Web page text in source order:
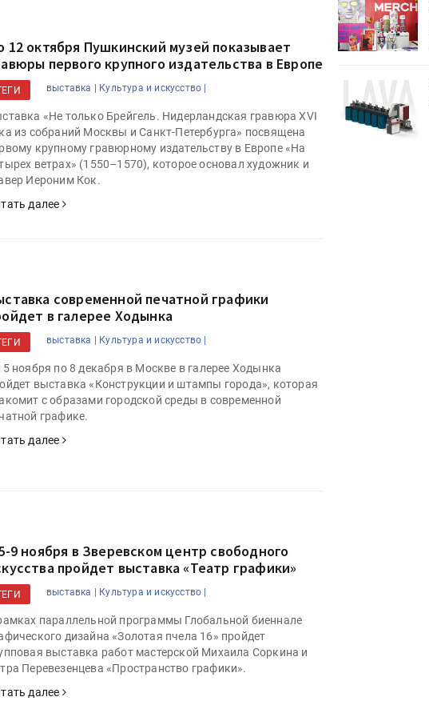
12 октября Пушкинский музей показывает
первого крупного издательства в Европе
выставка | Культура и искусство |
«Не только Брейгель. Нидерландская гравюра XVI
из собраний Москвы и Санкт-Петербурга» посвящена
крупному гравюрному издательству в Европе «На
ветрах» (1550–1570), которое основал художник и
Иероним Кок.
далее
современной печатной графики
в галерее Ходынка
выставка | Культура и искусство |
ноября по 8 декабря в Москве в галерее Ходынка
выставка «Конструкции и штампы города», которая
с образами городской среды в современной
графике.
далее
9 ноября в Зверевском центр свободного
пройдет выставка «Театр графики»
выставка | Культура и искусство |
параллельной программы Глобальной биеннале
дизайна «Золотая пчела 16» пройдет
выставка работ мастерской Михаила Соркина и
Перевезенцева «Пространство графики».
далее
Lava
решениями для брендов
Kairos выпускает станцию